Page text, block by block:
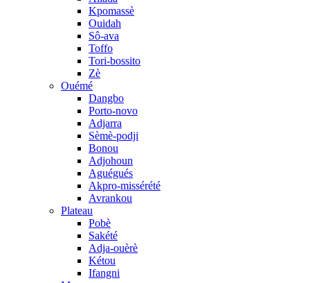
Kpomassè
Ouidah
Sô-ava
Toffo
Tori-bossito
Zè
Ouémé
Dangbo
Porto-novo
Adjarra
Sèmè-podji
Bonou
Adjohoun
Aguégués
Akpro-missérété
Avrankou
Plateau
Pobè
Sakété
Adja-ouèrè
Kétou
Ifangni